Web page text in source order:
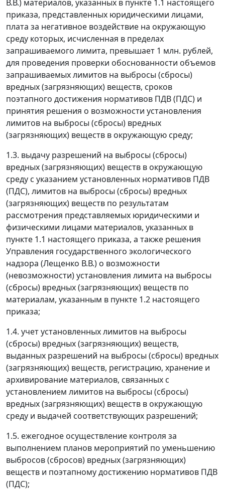
В.В.) материалов, указанных в пункте 1.1 настоящего
приказа, представленных юридическими лицами,
плата за негативное воздействие на окружающую
среду которых, исчисленная в пределах
запрашиваемого лимита, превышает 1 млн. рублей,
для проведения проверки обоснованности объемов
запрашиваемых лимитов на выбросы (сбросы)
вредных (загрязняющих) веществ, сроков
поэтапного достижения нормативов ПДВ (ПДС) и
принятия решения о возможности установления
лимитов на выбросы (сбросы) вредных
(загрязняющих) веществ в окружающую среду;
1.3. выдачу разрешений на выбросы (сбросы)
вредных (загрязняющих) веществ в окружающую
среду с указанием установленных нормативов ПДВ
(ПДС), лимитов на выбросы (сбросы) вредных
(загрязняющих) веществ по результатам
рассмотрения представляемых юридическими и
физическими лицами материалов, указанных в
пункте 1.1 настоящего приказа, а также решения
Управления государственного экологического
надзора (Лещенко В.В.) о возможности
(невозможности) установления лимита на выбросы
(сбросы) вредных (загрязняющих) веществ по
материалам, указанным в пункте 1.2 настоящего
приказа;
1.4. учет установленных лимитов на выбросы
(сбросы) вредных (загрязняющих) веществ,
выданных разрешений на выбросы (сбросы) вредных
(загрязняющих) веществ, регистрацию, хранение и
архивирование материалов, связанных с
установлением лимитов на выбросы (сбросы)
вредных (загрязняющих) веществ в окружающую
среду и выдачей соответствующих разрешений;
1.5. ежегодное осуществление контроля за
выполнением планов мероприятий по уменьшению
выбросов (сбросов) вредных (загрязняющих)
веществ и поэтапному достижению нормативов ПДВ
(ПДС);